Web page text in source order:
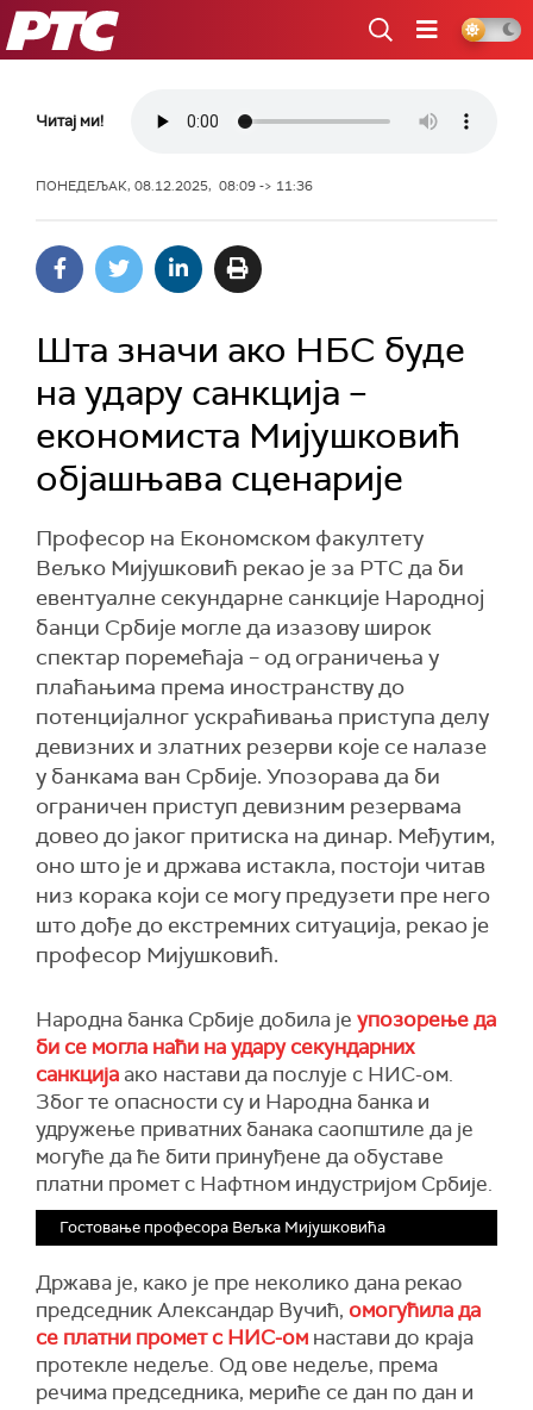
РТС
Читај ми!
ПОНЕДЕЉАК, 08.12.2025, 08:09 -> 11:36
Шта значи ако НБС буде
на удару санкција –
економиста Мијушковић
објашњава сценарије
Професор на Економском факултету
Вељко Мијушковић рекао је за РТС да би
евентуалне секундарне санкције Народној
банци Србије могле да изазову широк
спектар поремећаја – од ограничења у
плаћањима према иностранству до
потенцијалног ускраћивања приступа делу
девизних и златних резерви које се налазе
у банкама ван Србије. Упозорава да би
ограничен приступ девизним резервама
довео до јаког притиска на динар. Међутим,
оно што је и држава истакла, постоји читав
низ корака који се могу предузети пре него
што дође до екстремних ситуација, рекао је
професор Мијушковић.
Народна банка Србије добила је упозорење да
би се могла наћи на удару секундарних
санкција ако настави да послује с НИС-ом.
Због те опасности су и Народна банка и
удружење приватних банака саопштиле да је
могуће да ће бити принуђене да обуставе
платни промет с Нафтном индустријом Србије.
Гостовање професора Вељка Мијушковића
Држава је, како је пре неколико дана рекао
председник Александар Вучић, омогућила да
се платни промет с НИС-ом настави до краја
протекле недеље. Од ове недеље, према
речима председника, мериће се дан по дан и